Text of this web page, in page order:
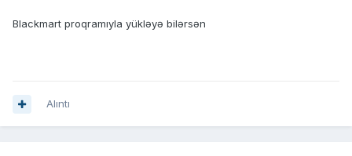
Blackmart proqramıyla yükləyə bilərsən
Alıntı